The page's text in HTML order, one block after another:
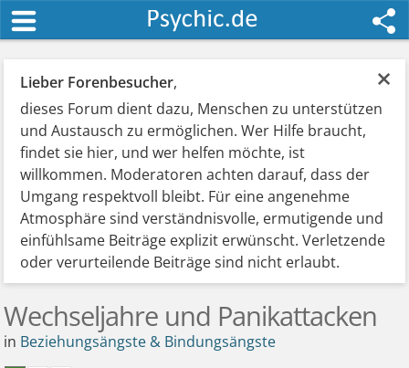
×
Lieber Forenbesucher,
dieses Forum dient dazu, Menschen zu unterstützen
und Austausch zu ermöglichen. Wer Hilfe braucht,
findet sie hier, und wer helfen möchte, ist
willkommen. Moderatoren achten darauf, dass der
Umgang respektvoll bleibt. Für eine angenehme
Atmosphäre sind verständnisvolle, ermutigende und
einfühlsame Beiträge explizit erwünscht. Verletzende
oder verurteilende Beiträge sind nicht erlaubt.
Wechseljahre und Panikattacken
in Beziehungsängste & Bindungsängste